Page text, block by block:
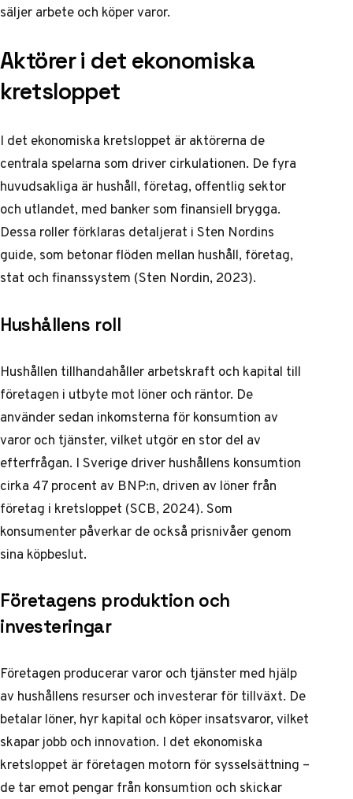
säljer arbete och köper varor.
Aktörer i det ekonomiska
kretsloppet
I det ekonomiska kretsloppet är aktörerna de
centrala spelarna som driver cirkulationen. De fyra
huvudsakliga är hushåll, företag, offentlig sektor
och utlandet, med banker som finansiell brygga.
Dessa roller förklaras detaljerat i Sten Nordins
guide, som betonar flöden mellan hushåll, företag,
stat och finanssystem (Sten Nordin, 2023).
Hushållens roll
Hushållen tillhandahåller arbetskraft och kapital till
företagen i utbyte mot löner och räntor. De
använder sedan inkomsterna för konsumtion av
varor och tjänster, vilket utgör en stor del av
efterfrågan. I Sverige driver hushållens konsumtion
cirka 47 procent av BNP:n, driven av löner från
företag i kretsloppet (SCB, 2024). Som
konsumenter påverkar de också prisnivåer genom
sina köpbeslut.
Företagens produktion och
investeringar
Företagen producerar varor och tjänster med hjälp
av hushållens resurser och investerar för tillväxt. De
betalar löner, hyr kapital och köper insatsvaror, vilket
skapar jobb och innovation. I det ekonomiska
kretsloppet är företagen motorn för sysselsättning –
de tar emot pengar från konsumtion och skickar